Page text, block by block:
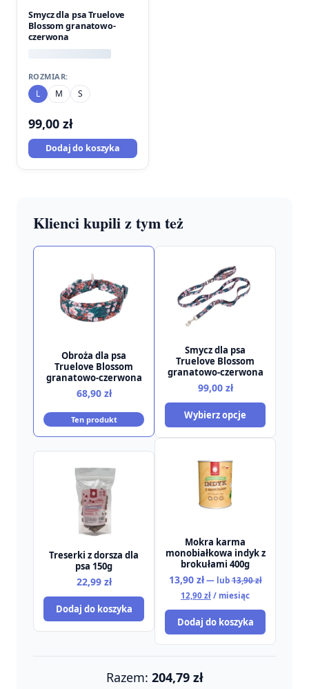
Smycz dla psa Truelove
Blossom granatowo-
czerwona
ROZMIAR:
L M S
99,00 zł
Dodaj do koszyka
Klienci kupili z tym też
Obroża dla psa
Truelove Blossom
granatowo-czerwona
68,90 zł
Ten produkt
Smycz dla psa
Truelove Blossom
granatowo-czerwona
99,00 zł
Wybierz opcje
Treserki z dorsza dla
psa 150g
22,99 zł
Dodaj do koszyka
Mokra karma
monobiałkowa indyk z
brokułami 400g
13,90 zł —lub13,90złPierwotna
13,90 zł.
12,90 złAktualna
wynosi:
12,90 zł.
/ miesiąc
Dodaj do koszyka
Razem: 204,79 zł